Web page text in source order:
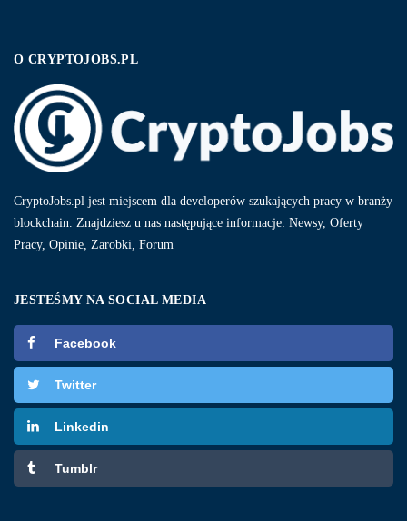
O CRYPTOJOBS.PL
CryptoJobs.pl jest miejscem dla developerów szukających pracy w branży
blockchain. Znajdziesz u nas następujące informacje: Newsy, Oferty
Pracy, Opinie, Zarobki, Forum
JESTEŚMY NA SOCIAL MEDIA
Facebook
Twitter
Linkedin
Tumblr